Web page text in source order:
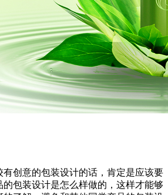
有创意的包装设计的话，肯定是应该要
包装设计是怎么样做的，这样才能够